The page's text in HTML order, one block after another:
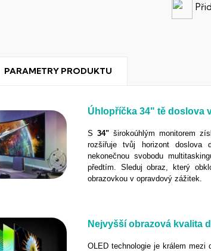
PARAMETRY PRODUKTU
Úhlopříčka 34" tě doslova
S 34" širokoúhlým monitorem
rozšiřuje tvůj horizont
nekonečnou svobodu
předtím. Sleduj obraz, který
obrazovkou v opravdový zážitek.
Nejvyšší obrazová kvalita
OLED technologie je králem mezi